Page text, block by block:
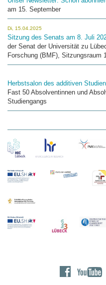
am 15. September
Di, 15.04.2025
Sitzung des Senats am 8. Juli
der Senat der Universität zu
Forschung (BMF), Sitzungsraum
Herbstsalon des additiven
Fast 50 Absolventinnen und
Studiengangs